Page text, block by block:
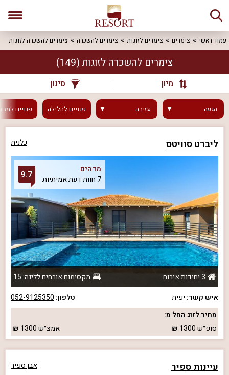
עמוד ראשי צימרים צימרים לזוגות צימרים להשכרה צימרים להשכרה לזוגות
צימרים להשכרה לזוגות (149)
מיון סינון
הגעה עזיבה פנוייםלהלילה פנויים
ליברט סוויטס כלנית
מדהים
7 חוות דעת אמיתיות
9.7
3 יחידות אירוח
מקסימום אורחים ללינה: 15
איש קשר: יפית טלפון: 052-9125350
מחיר לזוג החל מ:
סופ״ש1300 אמצ״ש1300
עיינות ספיר אבן ספיר